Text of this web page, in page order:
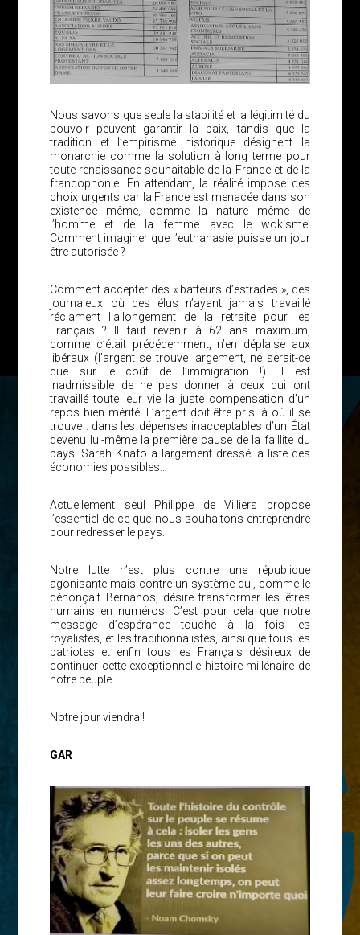
Nous savons que seule la stabilité et la légitimité du
pouvoir peuvent garantir la paix, tandis que la
tradition et l’empirisme historique désignent la
monarchie comme la solution à long terme pour
toute renaissance souhaitable de la France et de la
francophonie. En attendant, la réalité impose des
choix urgents car la France est menacée dans son
existence même, comme la nature même de
l’homme et de la femme avec le wokisme.
Comment imaginer que l’euthanasie puisse un jour
être autorisée ?
Comment accepter des « batteurs d’estrades », des
journaleux où des élus n’ayant jamais travaillé
réclament l’allongement de la retraite pour les
Français ? Il faut revenir à 62 ans maximum,
comme c’était précédemment, n’en déplaise aux
libéraux (l’argent se trouve largement, ne serait-ce
que sur le coût de l’immigration !). Il est
inadmissible de ne pas donner à ceux qui ont
travaillé toute leur vie la juste compensation d’un
repos bien mérité. L’argent doit être pris là où il se
trouve : dans les dépenses inacceptables d’un État
devenu lui-même la première cause de la faillite du
pays. Sarah Knafo a largement dressé la liste des
économies possibles…
Actuellement seul Philippe de Villiers propose
l’essentiel de ce que nous souhaitons entreprendre
pour redresser le pays.
Notre lutte n’est plus contre une république
agonisante mais contre un système qui, comme le
dénonçait Bernanos, désire transformer les êtres
humains en numéros. C’est pour cela que notre
message d’espérance touche à la fois les
royalistes, et les traditionnalistes, ainsi que tous les
patriotes et enfin tous les Français désireux de
continuer cette exceptionnelle histoire millénaire de
notre peuple.
Notre jour viendra !
GAR